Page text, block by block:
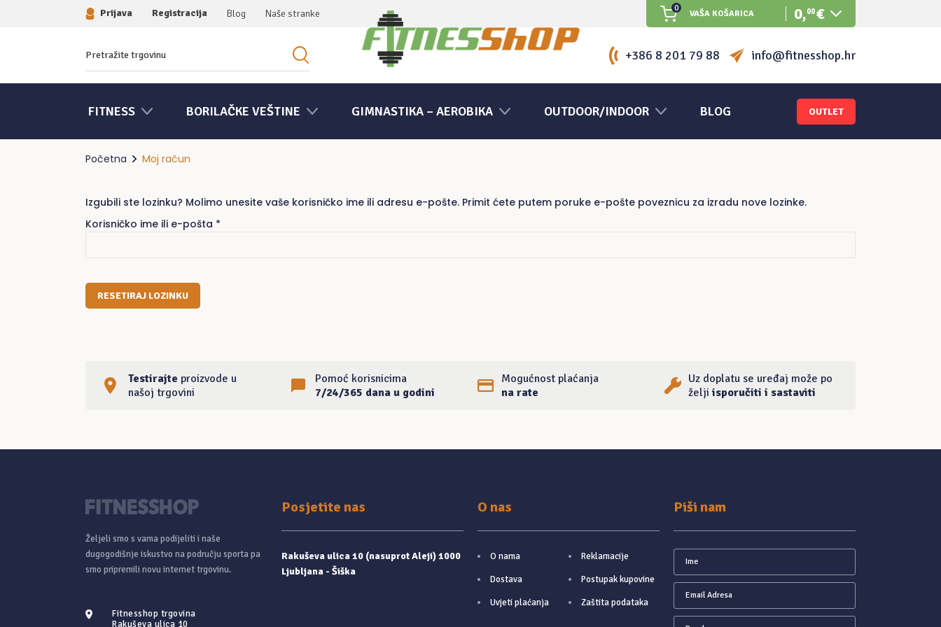
Prijava Registracija Blog Naše stranke 0
VAŠA KOŠARICA 0,00€
Nema proizvoda u košarici.
+386 8 201 79 88 info@fitnesshop.hr
FITNESS BORILAČKE VEŠTINE GIMNASTIKA – AEROBIKA OUTDOOR/INDOOR BLOG OUTLET
Početna Moj račun
Izgubili ste lozinku? Molimo unesite vaše korisničko ime ili adresu e-pošte. Primit ćete putem poruke e-pošte poveznicu za izradu nove lozinke.
Korisničko ime ili e-pošta *
RESETIRAJ LOZINKU
Testirajte proizvode u
našoj trgovini
Pomoć korisnicima
7/24/365 dana u godini
Mogućnost plaćanja
na rate
Uz doplatu se uređaj može po
želji isporučiti i sastaviti
Željeli smo s vama podijeliti i naše
dugogodišnje iskustvo na području sporta pa
smo pripremili novu internet trgovinu.
Fitnesshop trgovina
Rakuševa ulica 10
Posjetite nas
Rakuševa ulica 10 (nasuprot Aleji) 1000
Ljubljana - Šiška
O nas
O nama Reklamacije
Dostava Postupak kupovine
Uvjeti plaćanja Zaštita podataka
Piši nam